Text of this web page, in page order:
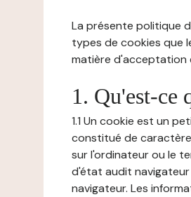
La présente politique
types de cookies que
matière d'acceptation
1. Qu'est-ce
1.1 Un cookie est un
constitué de
sur l'ordinateur ou le
d'état audit
navigateur. Les